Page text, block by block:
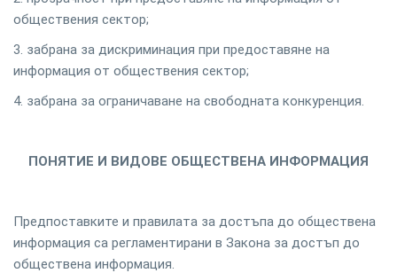
обществения сектор;
3. забрана за дискриминация при предоставяне на
информация от обществения сектор;
4. забрана за ограничаване на свободната конкуренция.
ПОНЯТИЕ И ВИДОВЕ ОБЩЕСТВЕНА ИНФОРМАЦИЯ
Предпоставките и правилата за достъпа до обществена
информация са регламентирани в Закона за достъп до
обществена информация.